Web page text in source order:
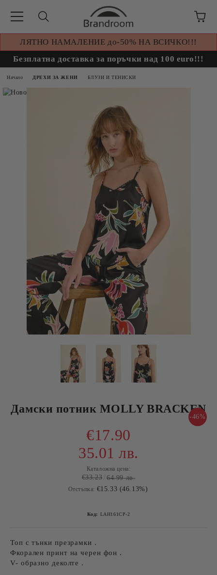
ЛЯТНО НАМАЛЕНИЕ до-50% НА ВСИЧКО!!!
Безплатна доставка за поръчки над 100 euro!!!
Начало ДРЕХИ ЗА ЖЕНИ БЛУЗИ И ТЕНИСКИ
Дамски потник MOLLY BRACKEN
-46%
€17.90
35.01 лв.
Каталожна цена:
€33.23 64.99 лв.
Отстъпка: €15.33 (46.13%)
Код: LAH161CP-2
Топ с тънки презрамки .
Фкорален принт на черен фон .
V- образно деколте .